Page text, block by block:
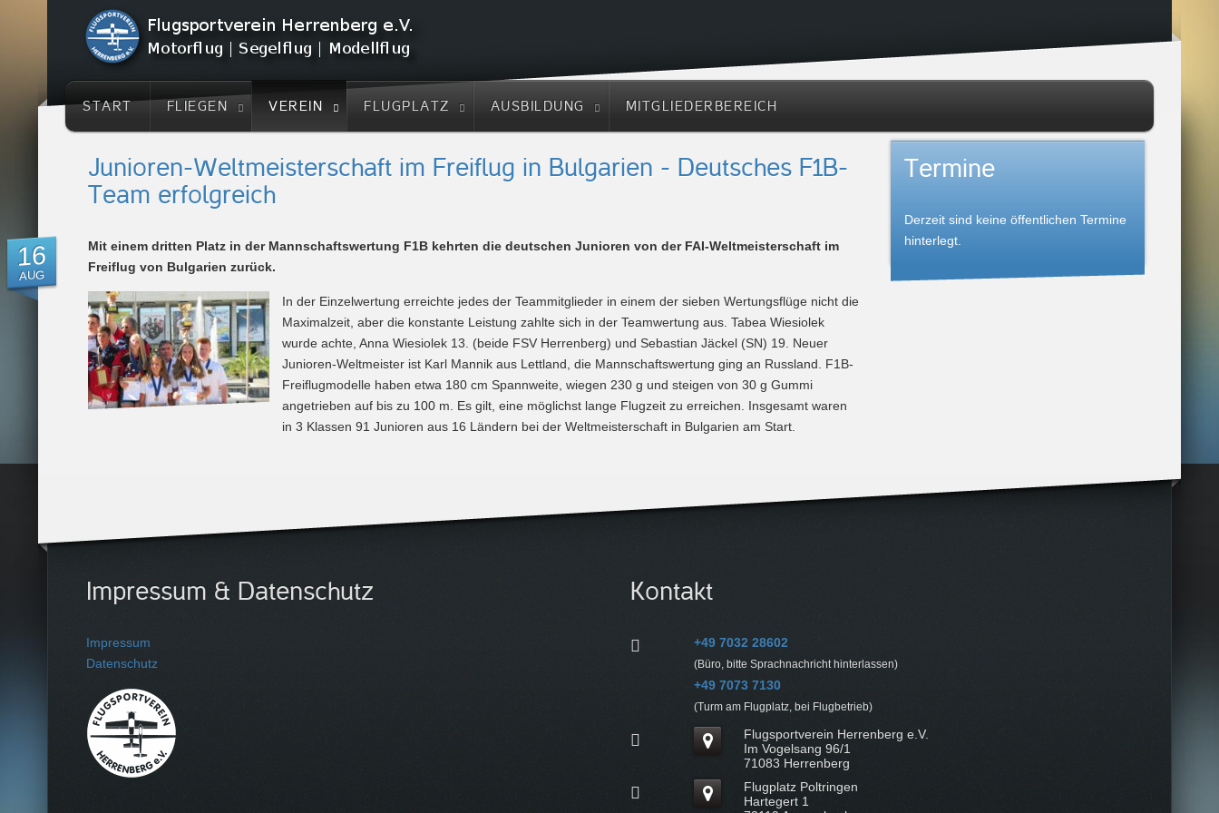
START FLIEGEN VEREIN FLUGPLATZ AUSBILDUNG MITGLIEDERBEREICH
Junioren-Weltmeisterschaft im Freiflug in Bulgarien - Deutsches F1B-
Team erfolgreich
16
AUG
Mit einem dritten Platz in der Mannschaftswertung F1B kehrten die deutschen Junioren von der FAI-Weltmeisterschaft im
Freiflug von Bulgarien zurück.
In der Einzelwertung erreichte jedes der Teammitglieder in einem der sieben Wertungsflüge nicht die
Maximalzeit, aber die konstante Leistung zahlte sich in der Teamwertung aus. Tabea Wiesiolek
wurde achte, Anna Wiesiolek 13. (beide FSV Herrenberg) und Sebastian Jäckel (SN) 19. Neuer
Junioren-Weltmeister ist Karl Mannik aus Lettland, die Mannschaftswertung ging an Russland. F1B-
Freiflugmodelle haben etwa 180 cm Spannweite, wiegen 230 g und steigen von 30 g Gummi
angetrieben auf bis zu 100 m. Es gilt, eine möglichst lange Flugzeit zu erreichen. Insgesamt waren
in 3 Klassen 91 Junioren aus 16 Ländern bei der Weltmeisterschaft in Bulgarien am Start.
Termine
Derzeit sind keine öffentlichen Termine
hinterlegt.
Impressum & Datenschutz
Impressum
Datenschutz
Kontakt
+49 7032 28602
(Büro, bitte Sprachnachricht hinterlassen)
+49 7073 7130
(Turm am Flugplatz, bei Flugbetrieb)
Flugsportverein Herrenberg e.V.
Im Vogelsang 96/1
71083 Herrenberg
Flugplatz Poltringen
Hartegert 1